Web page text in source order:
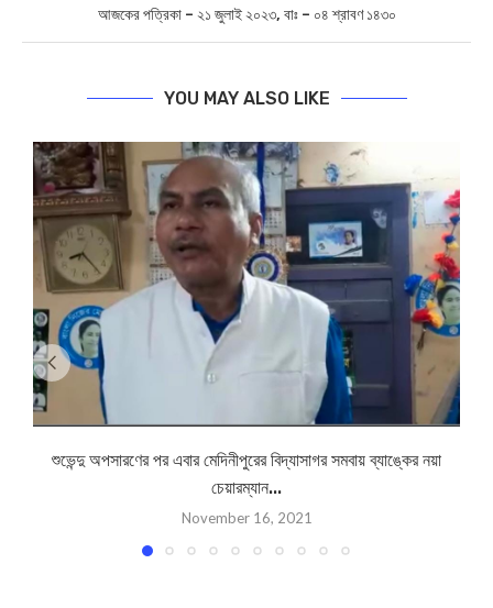
আজকের পত্রিকা – ২১ জুলাই ২০২৩, বাঃ – ০৪ শ্রাবণ ১৪৩০
YOU MAY ALSO LIKE
শুভেন্দু অপসারণের পর এবার মেদিনীপুরের বিদ্যাসাগর সমবায় ব্যাঙ্কের নয়া
চেয়ারম্যান...
November 16, 2021